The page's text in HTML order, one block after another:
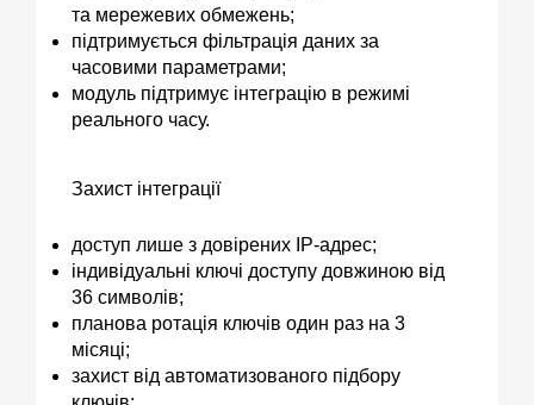
та мережевих обмежень;
підтримується фільтрація даних за
часовими параметрами;
модуль підтримує інтеграцію в режимі
реального часу.
Захист інтеграції
доступ лише з довірених IP-адрес;
індивідуальні ключі доступу довжиною від
36 символів;
планова ротація ключів один раз на 3
місяці;
захист від автоматизованого підбору